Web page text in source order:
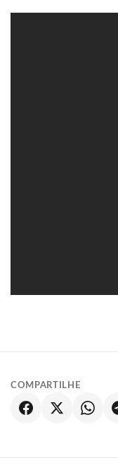
COMPARTILHE